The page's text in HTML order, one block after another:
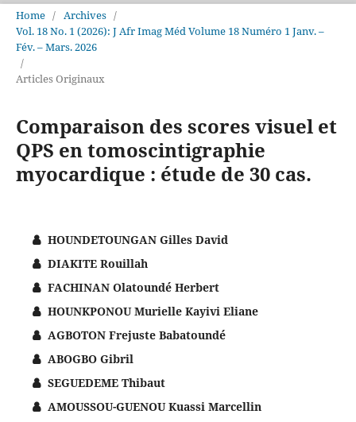
Home / Archives /
Vol. 18 No. 1 (2026): J Afr Imag Méd Volume 18 Numéro 1 Janv. –
Fév. – Mars. 2026
/
Articles Originaux
Comparaison des scores visuel et
QPS en tomoscintigraphie
myocardique : étude de 30 cas.
HOUNDETOUNGAN Gilles David
DIAKITE Rouillah
FACHINAN Olatoundé Herbert
HOUNKPONOU Murielle Kayivi Eliane
AGBOTON Frejuste Babatoundé
ABOGBO Gibril
SEGUEDEME Thibaut
AMOUSSOU-GUENOU Kuassi Marcellin